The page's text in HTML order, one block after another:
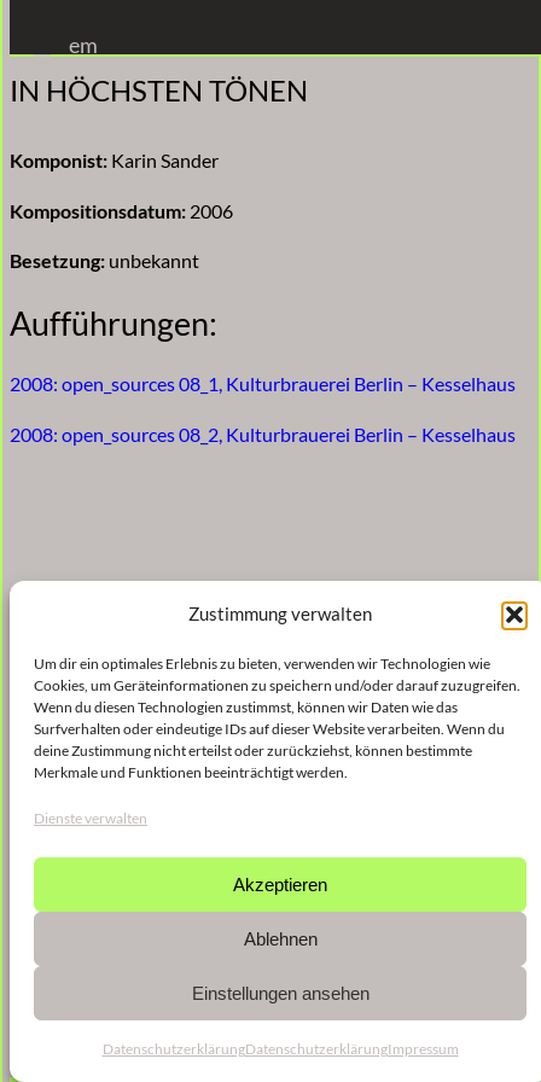
Zustimmung verwalten
Um dir ein optimales Erlebnis zu bieten, verwenden wir Technologien wie
Cookies, um Geräteinformationen zu speichern und/oder darauf zuzugreifen.
Wenn du diesen Technologien zustimmst, können wir Daten wie das
Surfverhalten oder eindeutige IDs auf dieser Website verarbeiten. Wenn du
deine Zustimmung nicht erteilst oder zurückziehst, können bestimmte
Merkmale und Funktionen beeinträchtigt werden.
Dienste verwalten
Akzeptieren
Ablehnen
Einstellungen ansehen
DatenschutzerklärungDatenschutzerklärungImpressum
Inhalt
springen
em
IN HÖCHSTEN TÖNEN
Komponist: Karin Sander
Kompositionsdatum: 2006
Besetzung: unbekannt
Aufführungen:
2008: open_sources 08_1, Kulturbrauerei Berlin – Kesselhaus
2008: open_sources 08_2, Kulturbrauerei Berlin – Kesselhaus